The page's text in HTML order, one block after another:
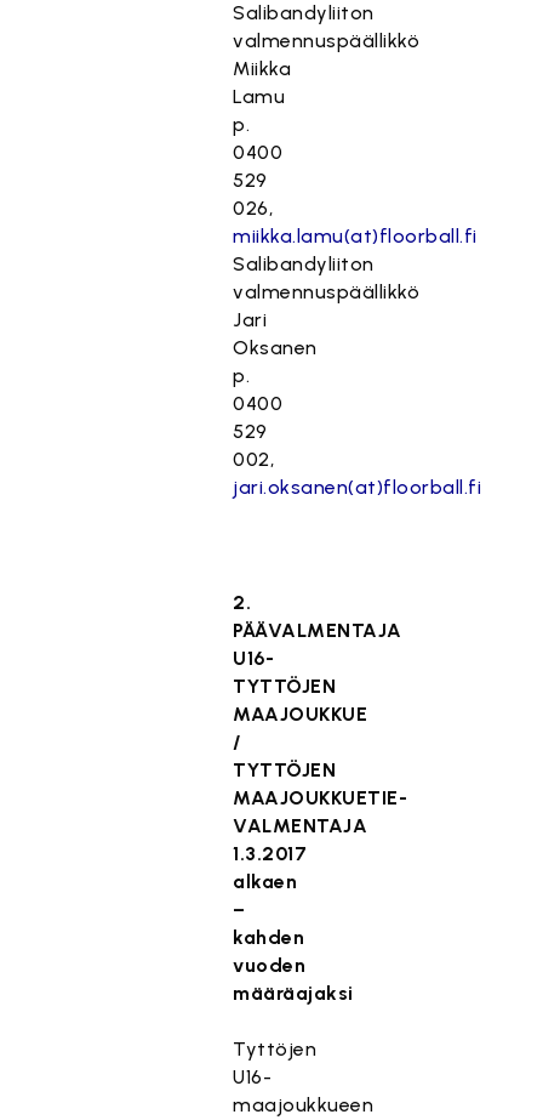
Salibandyliiton
valmennuspäällikkö
Miikka
Lamu
p.
0400
529
026,
miikka.lamu(at)floorball.fi
Salibandyliiton
valmennuspäällikkö
Jari
Oksanen
p.
0400
529
002,
jari.oksanen(at)floorball.fi
2.
PÄÄVALMENTAJA
U16-
TYTTÖJEN
MAAJOUKKUE
/
TYTTÖJEN
MAAJOUKKUETIE-
VALMENTAJA
1.3.2017
alkaen
–
kahden
vuoden
määräajaksi
Tyttöjen
U16-
maajoukkueen